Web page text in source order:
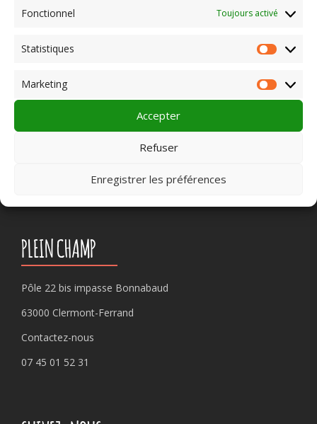
Fonctionnel Toujours activé
Statistiques
Marketing
Accepter
Refuser
Enregistrer les préférences
Plusieurs partenaires ont accompagné ces programmations
LE FESTIVAL DU DOCUMENTAIRE TRACES DE VIES,
l’AMTA
SOLIDARITE PAYSAN AUVERGNE
PLEIN CHAMP
Pôle 22 bis impasse Bonnabaud
63000 Clermont-Ferrand
Contactez-nous
07 45 01 52 31